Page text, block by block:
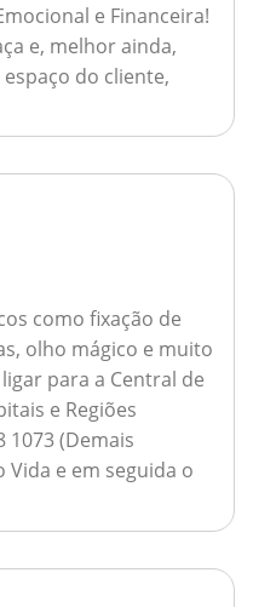
e Financeira!
e, melhor ainda,
do cliente,
como fixação de
olho mágico e muito
para a Central de
e Regiões
1073 (Demais
Vida e em seguida o